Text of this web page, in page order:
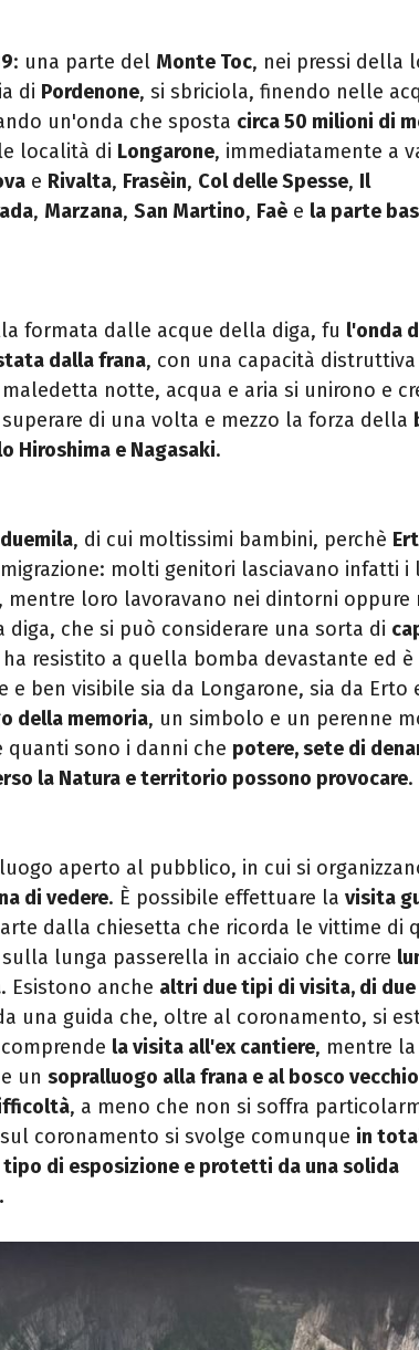
: una parte del Monte Toc, nei pressi della
di Pordenone, si sbriciola, finendo nelle
un'onda che sposta circa 50 milioni di
località di Longarone, immediatamente a
e Rivalta, Frasèin, Col delle Spesse, Il
, Marzana, San Martino, Faè e la parte
formata dalle acque della diga, fu l'onda
dalla frana, con una capacità distruttiva
notte, acqua e aria si unirono e
di una volta e mezzo la forza della
Hiroshima e Nagasaki.
, di cui moltissimi bambini, perchè
molti genitori lasciavano infatti i
mentre loro lavoravano nei dintorni oppure
diga, che si può considerare una sorta di
resistito a quella bomba devastante ed è
ben visibile sia da Longarone, sia da Erto
della memoria, un simbolo e un perenne
quanti sono i danni che potere, sete di
la Natura e territorio possono provocare.
aperto al pubblico, in cui si
di vedere. È possibile effettuare la visita
dalla chiesetta che ricorda le vittime di
lunga passerella in acciaio che corre
. Esistono anche altri due tipi di visita, di
una guida che, oltre al coronamento, si
comprende la visita all'ex cantiere, mentre
un sopralluogo alla frana e al bosco vecchio
, a meno che non si soffra
coronamento si svolge comunque in
tipo di esposizione e protetti da una solida